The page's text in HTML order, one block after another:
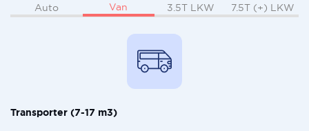
Auto Van 3.5T LKW 7.5T (+) LKW
Transporter (7-17 m3)